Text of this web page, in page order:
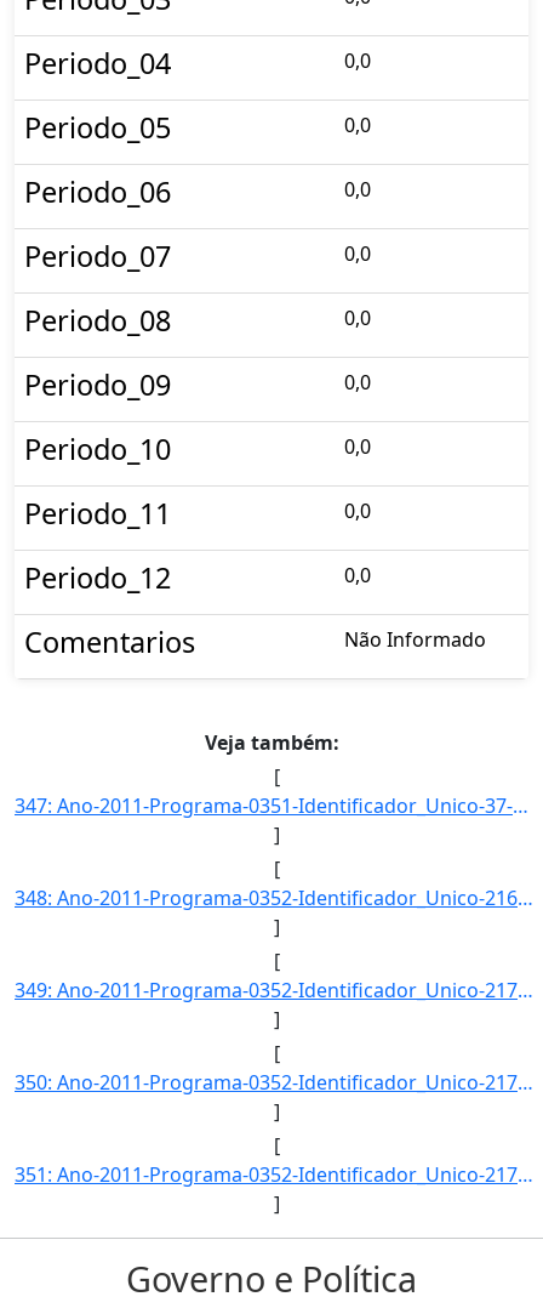
Periodo_04 0,0
Periodo_05 0,0
Periodo_06 0,0
Periodo_07 0,0
Periodo_08 0,0
Periodo_09 0,0
Periodo_10 0,0
Periodo_11 0,0
Periodo_12 0,0
Comentarios Não Informado
Veja também:
[
347: Ano-2011-Programa-0351-Identificador_Unico-37-Descricao-Taxa_de_Atendimento_aos_Beneficiarios_do_Pro]
]
[
348: Ano-2011-Programa-0352-Identificador_Unico-2169-Descricao-Margem_de_Disponibilidade_de_Algodao_em_Pl]
]
[
349: Ano-2011-Programa-0352-Identificador_Unico-2170-Descricao-Margem_de_Disponibilidade_de_Arroz_em_Casc]
]
[
350: Ano-2011-Programa-0352-Identificador_Unico-2171-Descricao-Margem_de_Disponibilidade_de_Milho-Unidade]
]
[
351: Ano-2011-Programa-0352-Identificador_Unico-2172-Descricao-Margem_de_Disponibilidade_de_Trigo-Unidade]
]
Governo e Política